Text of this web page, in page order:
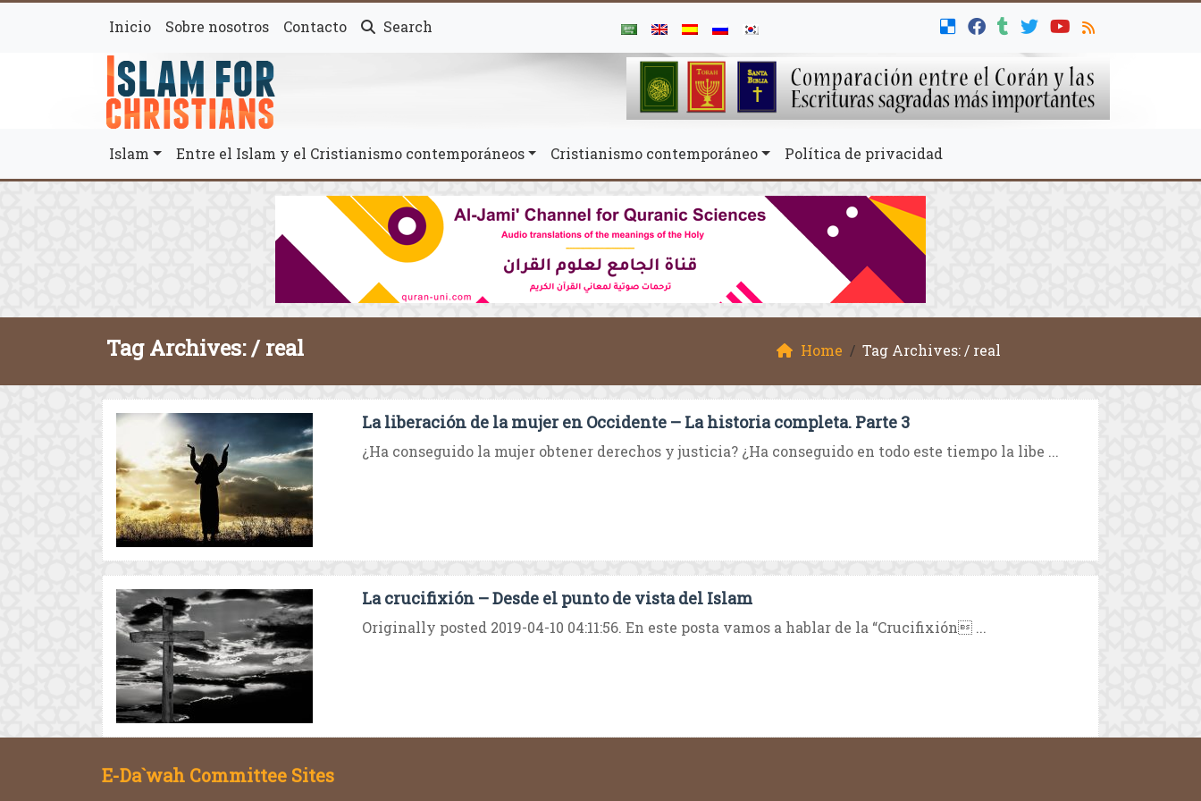
Inicio Sobre nosotros Contacto Search
Islam Entre el Islam y el Cristianismo contemporáneos Cristianismo contemporáneo Política de privacidad
Tag Archives: / real Home Tag Archives: / real
La liberación de la mujer en Occidente – La historia completa. Parte 3
¿Ha conseguido la mujer obtener derechos y justicia? ¿Ha conseguido en todo este tiempo la libe ...
La crucifixión – Desde el punto de vista del Islam
Originally posted 2019-04-10 04:11:56. En este posta vamos a hablar de la “Crucifixión ...
E-Da`wah Committee Sites